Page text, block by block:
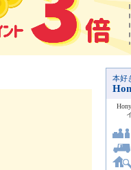
本好